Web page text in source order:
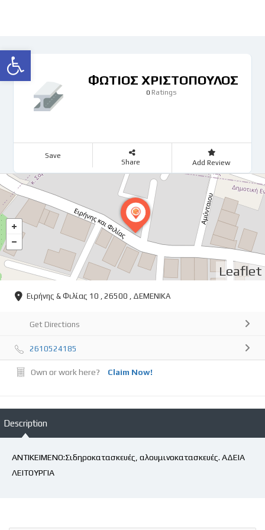
Ανοίξτε τη γραμμή εργαλείων
ΦΩΤΙΟΣ ΧΡΙΣΤΟΠΟΥΛΟΣ
0Ratings
Save
Share Add Review
Leaflet
Ειρήνης & Φιλίας 10 , 26500 , ΔΕΜΕΝΙΚΑ
Get Directions
2610524185
Own or work here? Claim Now!
Description
ΑΝΤΙΚΕΙΜΕΝΟ:Σιδηροκατασκευές, αλουμινοκατασκευές. ΑΔΕΙΑ
ΛΕΙΤΟΥΡΓΙΑ